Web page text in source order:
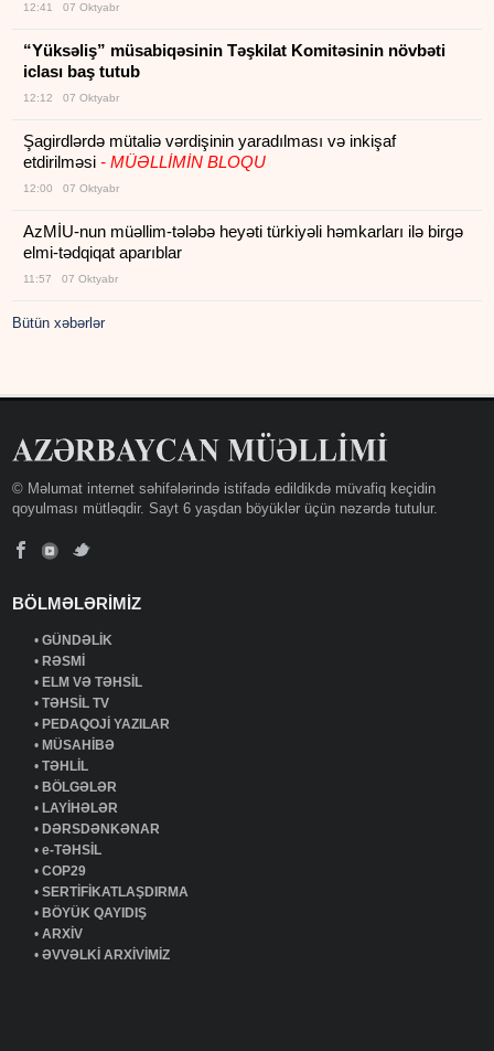
12:41 07 Oktyabr
“Yüksəliş” müsabiqəsinin Təşkilat Komitəsinin növbəti
iclası baş tutub
12:12 07 Oktyabr
Şagirdlərdə mütaliə vərdişinin yaradılması və inkişaf
etdirilməsi- MÜƏLLİMİN BLOQU
12:00 07 Oktyabr
AzMİU-nun müəllim-tələbə heyəti türkiyəli həmkarları ilə birgə
elmi-tədqiqat aparıblar
11:57 07 Oktyabr
Bütün xəbərlər
© Məlumat internet səhifələrində istifadə edildikdə müvafiq keçidin
qoyulması mütləqdir. Sayt 6 yaşdan böyüklər üçün nəzərdə tutulur.
BÖLMƏLƏRİMİZ
•GÜNDƏLİK
•RƏSMİ
•ELM VƏ TƏHSİL
•TƏHSİL TV
•PEDAQOJİ YAZILAR
•MÜSAHİBƏ
•TƏHLİL
•BÖLGƏLƏR
•LAYİHƏLƏR
•DƏRSDƏNKƏNAR
•e-TƏHSİL
•COP29
•SERTİFİKATLAŞDIRMA
•BÖYÜK QAYIDIŞ
•ARXİV
•ƏVVƏLKİ ARXİVİMİZ